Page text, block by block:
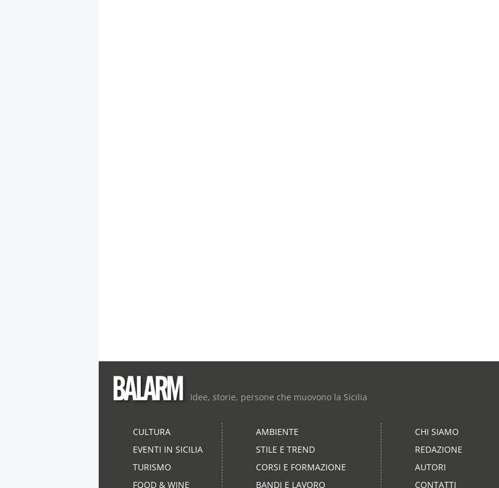
Idee, storie, persone che muovono la Sicilia
CULTURA
EVENTI IN SICILIA
TURISMO
FOOD & WINE
AMBIENTE
STILE E TREND
CORSI E FORMAZIONE
BANDI E LAVORO
CHI SIAMO
REDAZIONE
AUTORI
CONTATTI